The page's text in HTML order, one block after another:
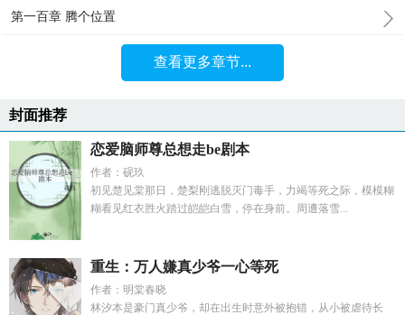
第一百章 腾个位置
查看更多章节...
封面推荐
恋爱脑师尊总想走be剧本
作者：砚玖
初见楚见棠那日，楚梨刚逃脱灭门毒手，力竭等死之际，模模糊
糊看见红衣胜火踏过皑皑白雪，停在身前。周遭落雪...
重生：万人嫌真少爷一心等死
作者：明棠春晓
林汐本是豪门真少爷，却在出生时意外被抱错，从小被虐待长